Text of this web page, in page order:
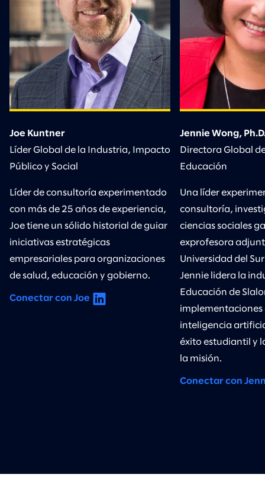
Joe Kuntner
Líder Global de la Industria, Impacto
Público y Social
Líder de consultoría experimentado
con más de 25 años de experiencia,
Joe tiene un sólido historial de guiar
iniciativas estratégicas
empresariales para organizaciones
de salud, educación y gobierno.
Conectar con Joe
Jennie Wong,
Directora Global
Educación
Una líder
consultoría,
ciencias sociales
exprofesora
Universidad del
Jennie lidera la
Educación de
implementaciones
inteligencia
éxito estudiantil y
la misión.
Conectar con